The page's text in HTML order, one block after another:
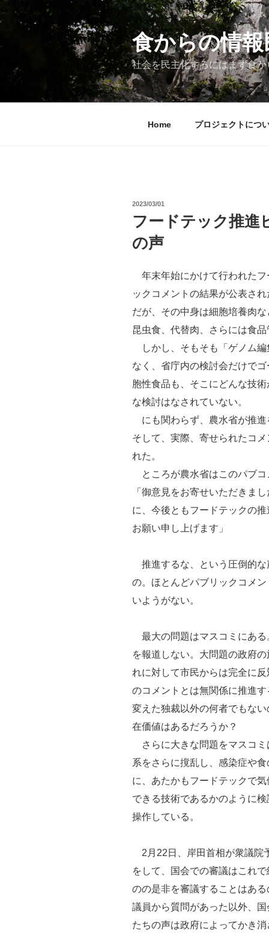
ン
ン
食からの情
社会を民主化するにはまず食
Home プロジェクトにつ
投
日:
2023/03/01
フードテック推進
の声
年末年始にかけて行われたフ
ックコメントの結果が公表さ
だが、その中身は細胞培養肉
昆虫食、代替肉、さらには食
しかし、そもそも「ゲノム編
なく、省庁内の検討会だけで
胞性食品も、そこにどんな技
な検討はなされていない。
にも関わらず、農水省が推進
そして、実際、寄せられたコ
れた。
ところが農水省はこのパブコ
「御意見をお寄せいただきま
に、今後ともフードテックの
お願い申し上げます」
推進するな、という圧倒的な
の。ほとんどパブリックコメ
いようがない。
最大の問題はマスコミにある
を報道しない。大問題の政府
れに対して市民からは完全に
のコメントとは無関係に推進
変えた独裁以外の何者でもな
在価値はあるだろうか？
さらに大きな問題をマスコミ
系をさらに撹乱し、感染症や
に、あたかもフードテックで
できる技術であるかのように
操作している。
2月22日、岸田首相が衆議院
をして、国会での審議はこれ
のの是非を審議することはあ
議員から質問があった以外、
たちの声は政府によってかき